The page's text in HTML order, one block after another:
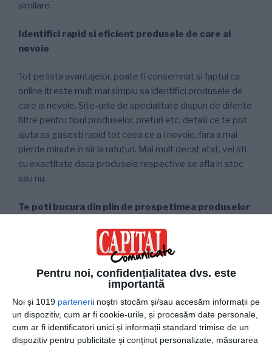
Pentru noi, confidențialitatea dvs. este
importantă
Noi și 1019 partenerii noștri stocăm și/sau accesăm informații pe
un dispozitiv, cum ar fi cookie-urile, și procesăm date personale,
cum ar fi identificatori unici și informații standard trimise de un
dispozitiv pentru publicitate și conținut personalizate, măsurarea
similare.
Identifici rapid si eficient produsele de care ai
nevoie
Tot pe lista avantajelor, poate fi consemnat si faptul ca
online iti este mult mai simplu sa identifici produsele de
care ai nevoie. Site-urile de specialitate dispun de diferite
filtre pentru tipul produselor, preturi etc, detalii ce te pot
ajuta sa gasesti rapid tot ceea ce a i nevoie, fara a mai
pierde minute in sir la rafuturi. Mai mult decat atat, vei sti
cu exactitate daca produsele respective se afla in stoc
sau nu.
Te poti bucura din plin de prospetimea produselor
Prin achizitiile de produse alimentare online, nu vei face
absolut niciun fel de compromis in ceea ce priveste
calitatea, ci vei avea posibilitatea de a te bucura de
produse alimentare la fel de proaspete, ca si atunci cand
le-ai achizitiona dintr-un magazin fizic. Angajatii
magazinului se vor asigura ca toate produsele
comandate ajung la tine in cel mai scurt timp, in conditii
complet optime.